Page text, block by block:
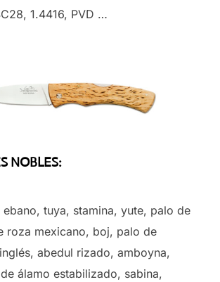
1.4416, PVD …
NOBLES:
tuya, stamina, yute, palo de
roza mexicano, boj, palo de
abedul rizado, amboyna,
álamo estabilizado, sabina,